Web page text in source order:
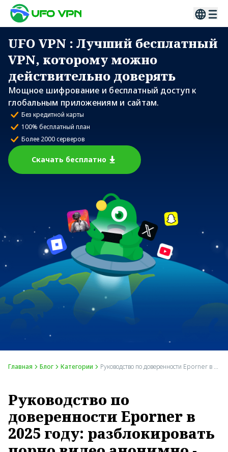
UFO VPN : Лучший бесплатный
VPN, которому можно
действительно доверять
Мощное шифрование и бесплатный доступ к
глобальным приложениям и сайтам.
Без кредитной карты
100% бесплатный план
Более 2000 серверов
Скачать бесплатно
Главная Блог Категории Руководство по доверенности Eporner в 2025 году: разблокировать порно видео анонимно - UFO VPN
Руководство по
доверенности Eporner в
2025 году: разблокировать